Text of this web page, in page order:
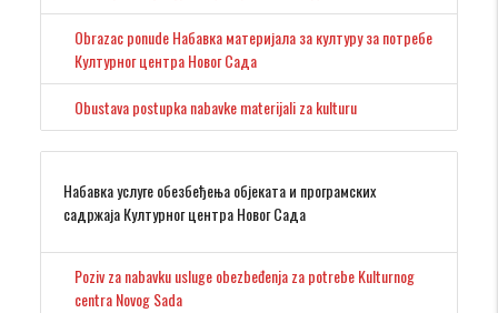
Obrazac ponude Набавка материјала за културу за потребе
Културног центра Новог Сада
Obustava postupka nabavke materijali za kulturu
Набавка услуге обезбеђења објеката и програмских
садржаја Културног центра Новог Сада
Poziv za nabavku usluge obezbeđenja za potrebe Kulturnog
centra Novog Sada